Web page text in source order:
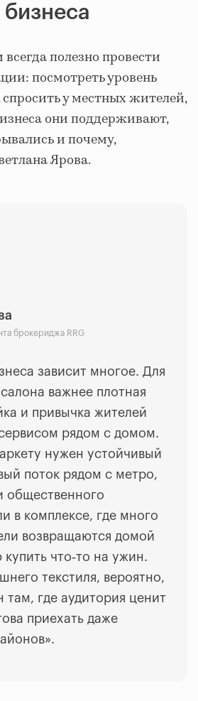
полезно провести
посмотреть уровень
у местных жителей,
они поддерживают,
и почему,
Ярова.
брокериджа RRG
зависит многое. Для
важнее плотная
и привычка жителей
рядом с домом.
нужен устойчивый
поток рядом с метро,
общественного
в комплексе, где много
возвращаются домой
купить что‑то на ужин.
текстиля, вероятно,
там, где аудитория ценит
приехать даже